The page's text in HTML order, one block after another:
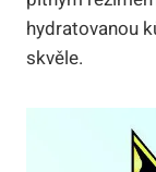
hydratovanou
skvěle.